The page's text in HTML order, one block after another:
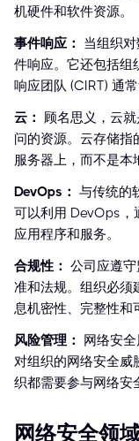
机硬件和软件资源。
事件响应：
当组织
件响应。它还包括组
响应团队 (CIRT) 通
云：
顾名思义，云
问的资源。云存储指
服务器上，而不是本
DevOps： 与传统的
可以利用 DevOps，
应用程序和服务。
合规性： 公司应遵
准和法规。组织必须
息机密性、完整性和
风险管理：
网络安
对组织的网络安全威
织都需要参与网络安
网络安全领